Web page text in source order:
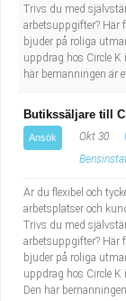
Trivs du med
arbetsuppgifter? Här
bjuder på roliga
uppdrag hos Circle K
här bemanningen är
Butikssäljare till
Ansök Okt 30
Är du flexibel och
arbetsplatser och
Trivs du med
arbetsuppgifter? Här
bjuder på roliga
uppdrag hos Circle
Den här